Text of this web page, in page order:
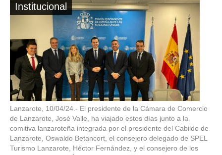
Institucional
Lanzarote, 10/04/24.- El presidente de la Cámara de Comercio
de Lanzarote, José Valle, ha viajado estos días junto a la
comitiva lanzaroteña integrada por el presidente del Cabildo de
Lanzarote, Oswaldo Betancort, el consejero delegado de SPEL
Turismo Lanzarote, Héctor Fernández, y el consejero de los